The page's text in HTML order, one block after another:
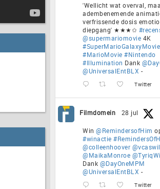
'Wellicht wat overval,
adembenemende
verfrissende dosis
diepgang' ★★★✩
@supermariomovie 4K
#SuperMarioGalaxyMovie
#MarioMovie #Nintendo
#Illumination Dank
@UniversalEntBLX -
Twitter
Filmdomein 28 jul
Win @RemindersofHim
#winactie
@colleenhoover
@MaikaMonroe
Dank @DayOneMPM
@UniversalEntBLX -
Twitter